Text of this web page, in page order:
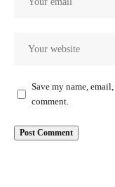
Save my name,
comment.